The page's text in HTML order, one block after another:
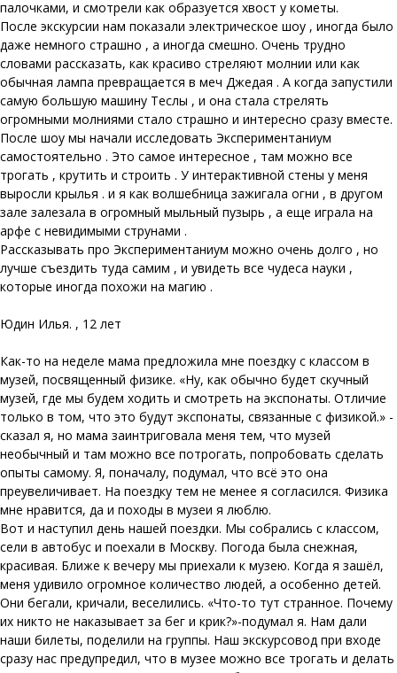
палочками, и смотрели как образуется хвост у кометы.
После экскурсии нам показали электрическое шоу , иногда было
даже немного страшно , а иногда смешно. Очень трудно
словами рассказать, как красиво стреляют молнии или как
обычная лампа превращается в меч Джедая . А когда запустили
самую большую машину Теслы , и она стала стрелять
огромными молниями стало страшно и интересно сразу вместе.
После шоу мы начали исследовать Экспериментаниум
самостоятельно . Это самое интересное , там можно все
трогать , крутить и строить . У интерактивной стены у меня
выросли крылья . и я как волшебница зажигала огни , в другом
зале залезала в огромный мыльный пузырь , а еще играла на
арфе с невидимыми струнами .
Рассказывать про Экспериментаниум можно очень долго , но
лучше съездить туда самим , и увидеть все чудеса науки ,
которые иногда похожи на магию .
Юдин Илья. , 12 лет
Как-то на неделе мама предложила мне поездку с классом в
музей, посвященный физике. «Ну, как обычно будет скучный
музей, где мы будем ходить и смотреть на экспонаты. Отличие
только в том, что это будут экспонаты, связанные с физикой.» -
сказал я, но мама заинтриговала меня тем, что музей
необычный и там можно все потрогать, попробовать сделать
опыты самому. Я, поначалу, подумал, что всё это она
преувеличивает. На поездку тем не менее я согласился. Физика
мне нравится, да и походы в музеи я люблю.
Вот и наступил день нашей поездки. Мы собрались с классом,
сели в автобус и поехали в Москву. Погода была снежная,
красивая. Ближе к вечеру мы приехали к музею. Когда я зашёл,
меня удивило огромное количество людей, а особенно детей.
Они бегали, кричали, веселились. «Что-то тут странное. Почему
их никто не наказывает за бег и крик?»-подумал я. Нам дали
наши билеты, поделили на группы. Наш экскурсовод при входе
сразу нас предупредил, что в музее можно все трогать и делать